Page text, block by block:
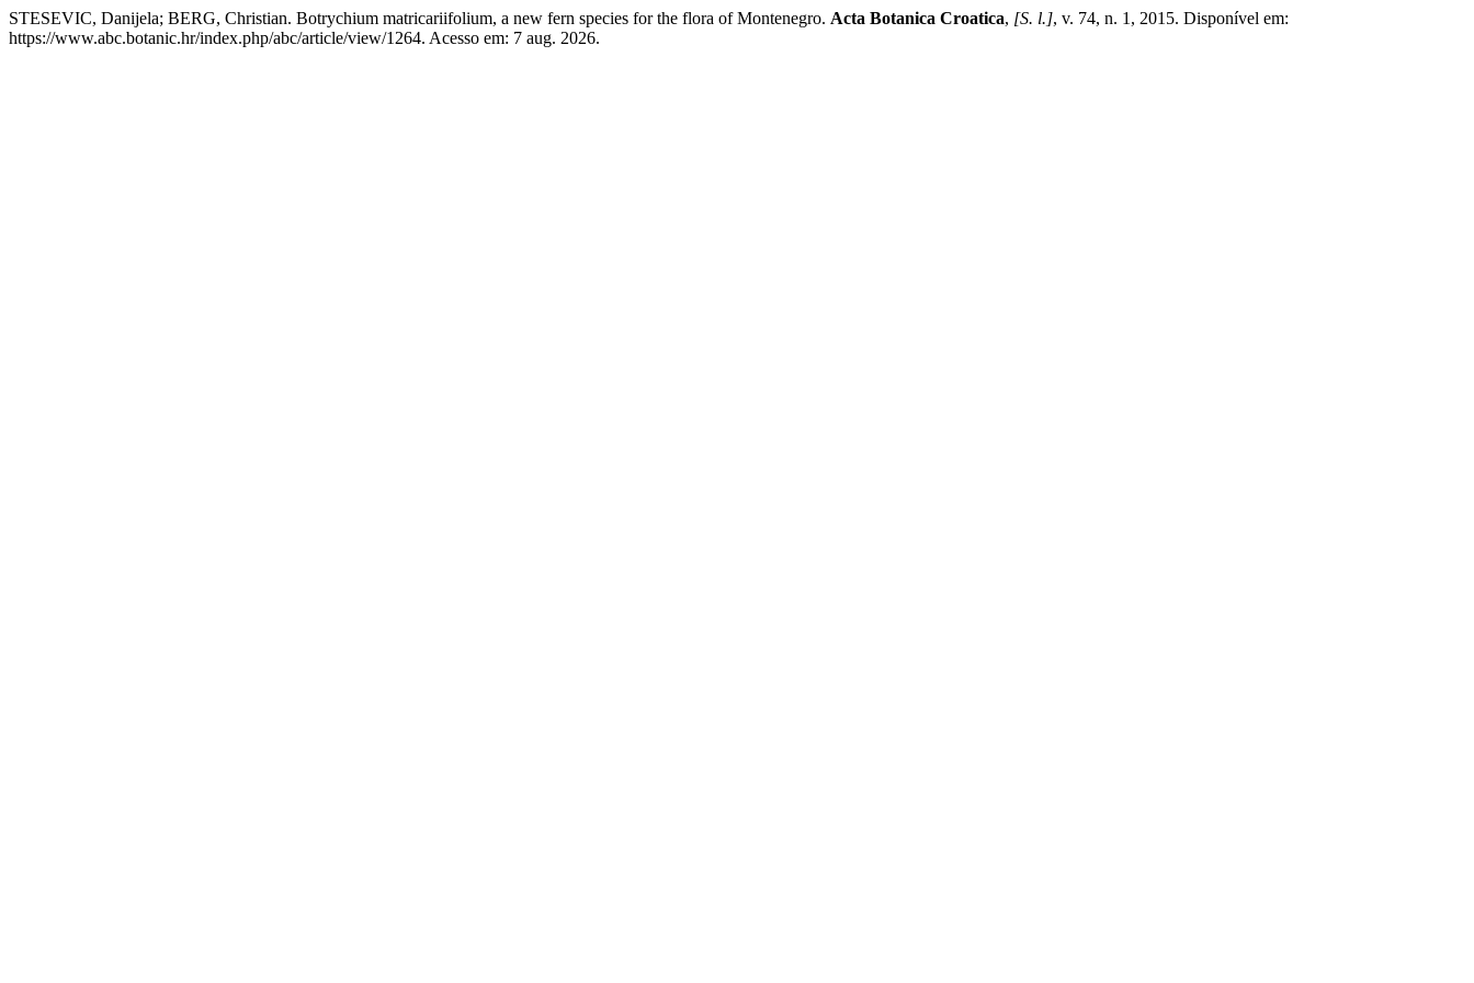
STESEVIC, Danijela; BERG, Christian. Botrychium matricariifolium, a new fern species for the flora of Montenegro. Acta Botanica Croatica, [S. l.], v. 74, n. 1, 2015. Disponível em:
https://www.abc.botanic.hr/index.php/abc/article/view/1264. Acesso em: 7 aug. 2026.